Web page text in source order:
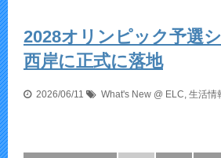
2028オリンピック予選
西岸に正式に落地
2026/06/11 What's New @ ELC, 生活情